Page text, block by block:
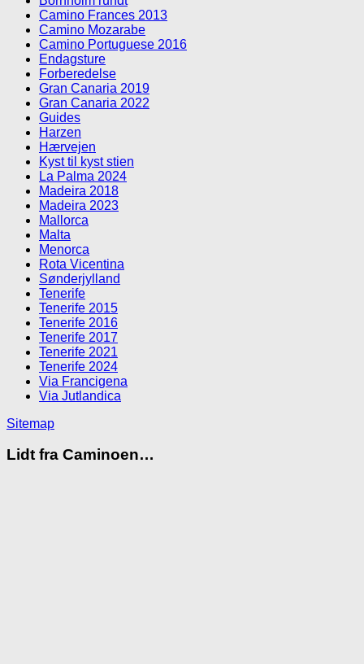
Camino Frances 2013
Camino Mozarabe
Camino Portuguese 2016
Endagsture
Forberedelse
Gran Canaria 2019
Gran Canaria 2022
Guides
Harzen
Hærvejen
Kyst til kyst stien
La Palma 2024
Madeira 2018
Madeira 2023
Mallorca
Malta
Menorca
Rota Vicentina
Sønderjylland
Tenerife
Tenerife 2015
Tenerife 2016
Tenerife 2017
Tenerife 2021
Tenerife 2024
Via Francigena
Via Jutlandica
Sitemap
Lidt fra Caminoen…